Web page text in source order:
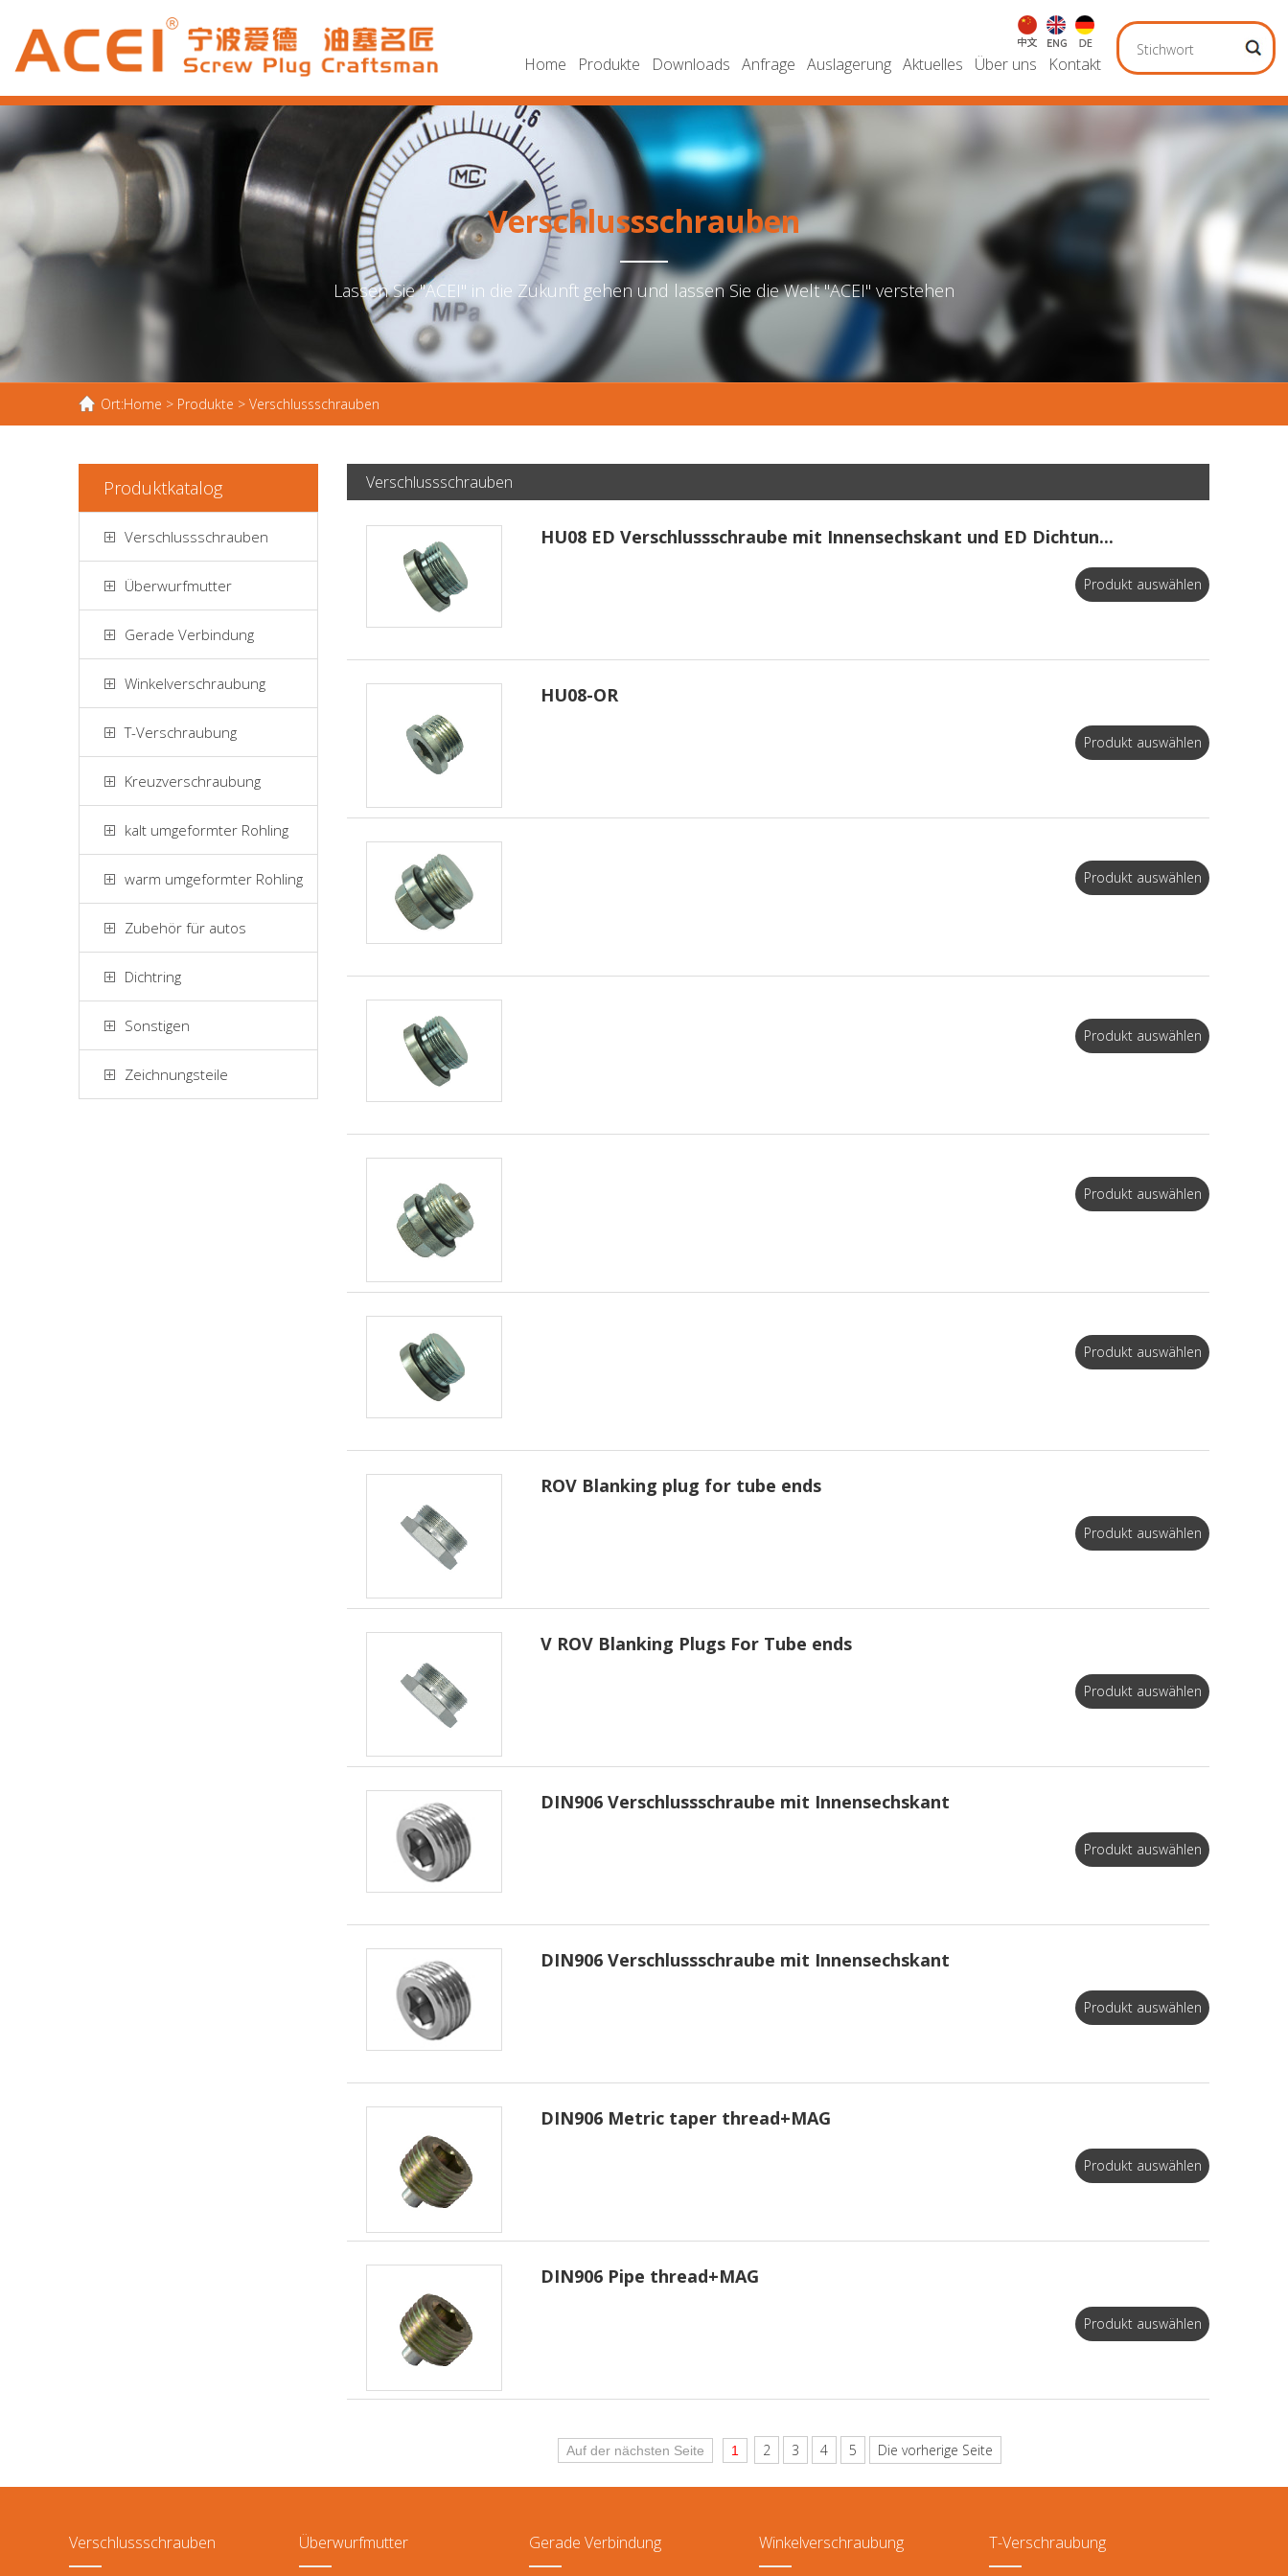
Home Produkte Downloads Anfrage Auslagerung Aktuelles Über uns Kontakt
Verschlussschrauben
Lassen Sie "ACEI" in die Zukunft gehen und lassen Sie die Welt "ACEI" verstehen
Ort:Home > Produkte > Verschlussschrauben
Produktkatalog
Verschlussschrauben
Überwurfmutter
Gerade Verbindung
Winkelverschraubung
T-Verschraubung
Kreuzverschraubung
kalt umgeformter Rohling
warm umgeformter Rohling
Zubehör für autos
Dichtring
Sonstigen
Zeichnungsteile
Verschlussschrauben
HU08 ED Verschlussschraube mit Innensechskant und ED Dichtun...
Produkt auswählen
HU08-OR
Produkt auswählen
Produkt auswählen
Produkt auswählen
Produkt auswählen
Produkt auswählen
ROV Blanking plug for tube ends
Produkt auswählen
V ROV Blanking Plugs For Tube ends
Produkt auswählen
DIN906 Verschlussschraube mit Innensechskant
Produkt auswählen
DIN906 Verschlussschraube mit Innensechskant
Produkt auswählen
DIN906 Metric taper thread+MAG
Produkt auswählen
DIN906 Pipe thread+MAG
Produkt auswählen
Auf der nächsten Seite 1 2 3 4 5 Die vorherige Seite
Verschlussschrauben Überwurfmutter Gerade Verbindung Winkelverschraubung T-Verschraubung